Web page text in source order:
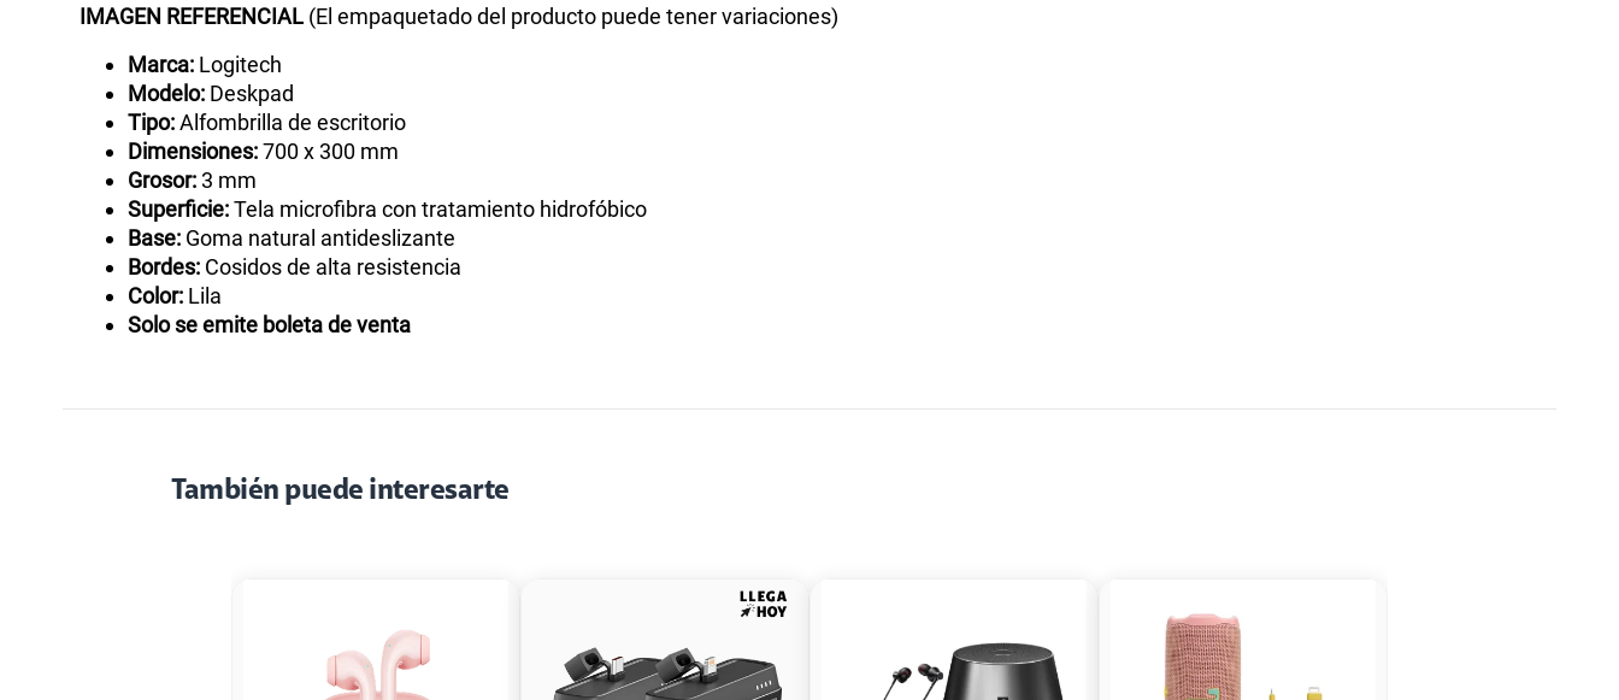
IMAGEN REFERENCIAL (El empaquetado del producto puede tener variaciones)
Marca: Logitech
Modelo: Deskpad
Tipo:Alfombrilla de escritorio
Dimensiones:700 x 300 mm
Grosor: 3 mm
Superficie:Tela microfibra con tratamiento hidrofóbico
Base: Goma natural antideslizante
Bordes: Cosidos de alta resistencia
Color: Lila
Solo se emite boleta de venta
También puede interesarte